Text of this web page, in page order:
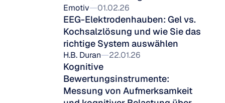
Emotiv 01.02.26
EEG-Elektrodenhauben: Gel vs.
Kochsalzlösung und wie Sie das
richtige System auswählen
H.B. Duran 22.01.26
Kognitive
Bewertungsinstrumente:
Messung von Aufmerksamkeit